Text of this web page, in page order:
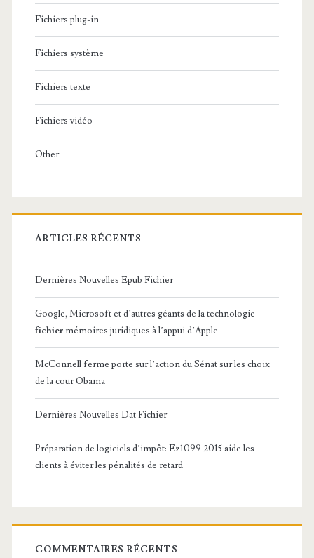
Fichiers plug-in
Fichiers système
Fichiers texte
Fichiers vidéo
Other
ARTICLES RÉCENTS
Dernières Nouvelles Epub Fichier
Google, Microsoft et d’autres géants de la technologie
fichier mémoires juridiques à l’appui d’Apple
McConnell ferme porte sur l’action du Sénat sur les choix
de la cour Obama
Dernières Nouvelles Dat Fichier
Préparation de logiciels d’impôt: Ez1099 2015 aide les
clients à éviter les pénalités de retard
COMMENTAIRES RÉCENTS